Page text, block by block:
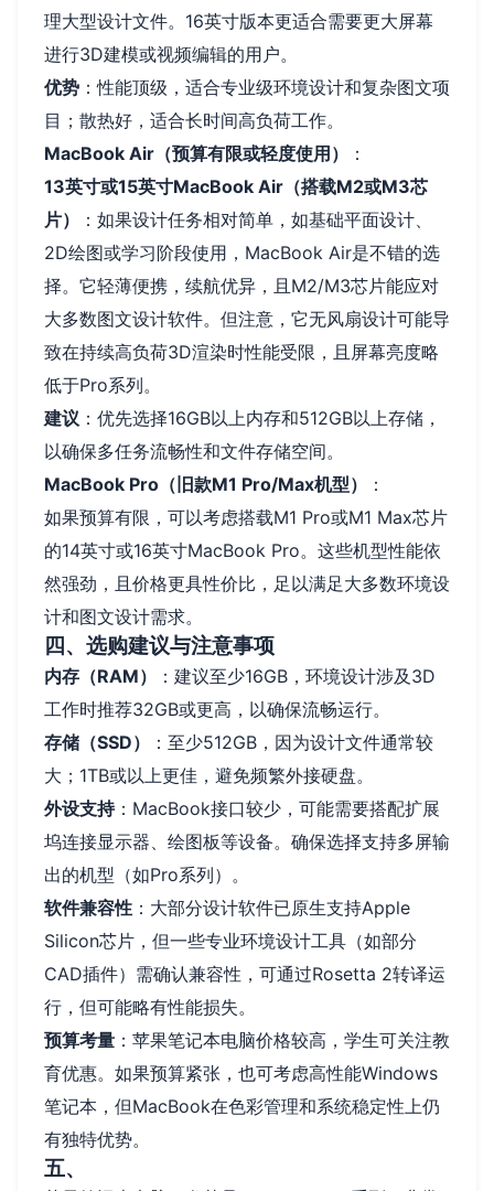
理大型设计文件。16英寸版本更适合需要更大屏幕
进行3D建模或视频编辑的用户。
优势 ：性能顶级，适合专业级环境设计和复杂图文项
目；散热好，适合长时间高负荷工作。
MacBook Air（预算有限或轻度使用）
：
13英寸或15英寸MacBook Air（搭载M2或M3芯
片）
：如果设计任务相对简单，如基础平面设计、
2D绘图或学习阶段使用，MacBook Air是不错的选
择。它轻薄便携，续航优异，且M2/M3芯片能应对
大多数图文设计软件。但注意，它无风扇设计可能导
致在持续高负荷3D渲染时性能受限，且屏幕亮度略
低于Pro系列。
建议 ：优先选择16GB以上内存和512GB以上存储，
以确保多任务流畅性和文件存储空间。
MacBook Pro（旧款M1 Pro/Max机型）
：
如果预算有限，可以考虑搭载M1 Pro或M1 Max芯片
的14英寸或16英寸MacBook Pro。这些机型性能依
然强劲，且价格更具性价比，足以满足大多数环境设
计和图文设计需求。
四、选购建议与注意事项
内存（RAM）
：建议至少16GB，环境设计涉及3D
工作时推荐32GB或更高，以确保流畅运行。
存储（SSD）
：至少512GB，因为设计文件通常较
大；1TB或以上更佳，避免频繁外接硬盘。
外设支持：MacBook接口较少，可能需要搭配扩展
坞连接显示器、绘图板等设备。确保选择支持多屏输
出的机型（如Pro系列）。
软件兼容性 ：大部分设计软件已原生支持Apple
Silicon芯片，但一些专业环境设计工具（如部分
CAD插件）需确认兼容性，可通过Rosetta 2转译运
行，但可能略有性能损失。
预算考量 ：苹果笔记本电脑价格较高，学生可关注教
育优惠。如果预算紧张，也可考虑高性能Windows
笔记本，但MacBook在色彩管理和系统稳定性上仍
有独特优势。
五、